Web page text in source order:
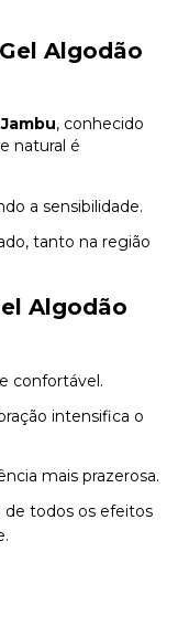
Algodão
Jambu, conhecido
natural é
a sensibilidade.
tanto na região
Algodão
confortável.
intensifica o
mais prazerosa.
de todos os efeitos